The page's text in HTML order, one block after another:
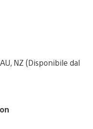
NZ (Disponibile dal